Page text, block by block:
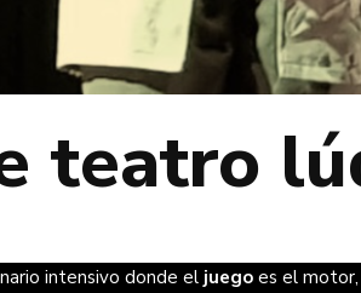
teatro
intensivo donde el juego es el